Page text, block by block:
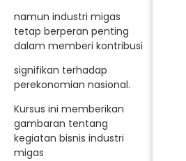
namun industri migas
tetap berperan penting
dalam memberi kontribusi
signifikan terhadap
perekonomian nasional.
Kursus ini memberikan
gambaran tentang
kegiatan bisnis industri
migas